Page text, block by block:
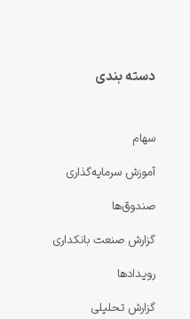
دسته بندی
سهام
آموزش سرمایه‌گذاری
صندوق‌ها
گزارش صنعت بانکداری
رویدادها
گزارش‌ تحلیلی